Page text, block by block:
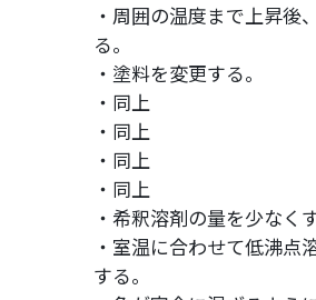
・周囲の温度まで上昇後
る。
・塗料を変更する。
・同上
・同上
・同上
・同上
・希釈溶剤の量を少なく
・室温に合わせて低沸点
する。